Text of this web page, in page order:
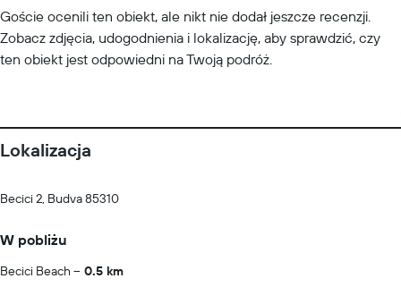
Goście ocenili ten obiekt, ale nikt nie dodał jeszcze recenzji.
Zobacz zdjęcia, udogodnienia i lokalizację, aby sprawdzić, czy
ten obiekt jest odpowiedni na Twoją podróż.
Lokalizacja
Becici 2, Budva 85310
W pobliżu
Becici Beach
0.5 km